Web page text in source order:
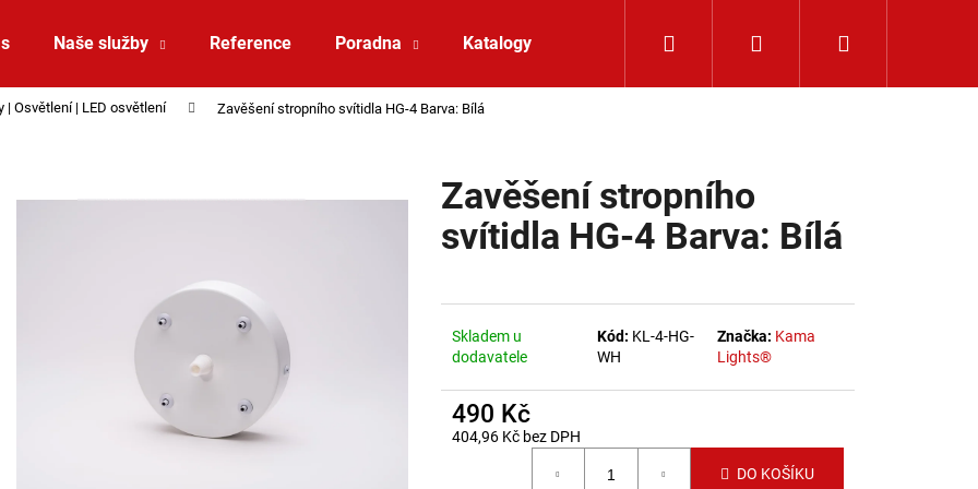
Naše služby Reference Poradna Katalogy Přihlášení
| Osvětlení | LED osvětlení Zavěšení stropního svítidla HG-4 Barva: Bílá
Zavěšení stropního
svítidla HG-4 Barva: Bílá
Skladem u
dodavatele
Kód: KL-4-HG-
WH
Značka: Kama
Lights®
490 Kč
404,96 Kč bez DPH
DO KOŠÍKU
Co potřebujete najít?
HLEDAT
Doporučujeme
SAUNA LED PÁSEK 24V RGBW 9,6W IP65